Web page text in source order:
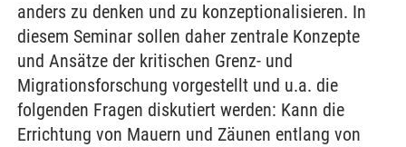
anders zu denken und zu konzeptionalisieren. In
diesem Seminar sollen daher zentrale Konzepte
und Ansätze der kritischen Grenz- und
Migrationsforschung vorgestellt und u.a. die
folgenden Fragen diskutiert werden: Kann die
Errichtung von Mauern und Zäunen entlang von